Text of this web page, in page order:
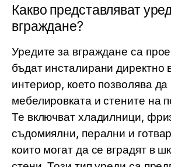
Какво представляват
вграждане?
Уредите за вграждане са
бъдат инсталирани директно
интериор, което позволява да
мебелировката и стените на
Те включват хладилници,
съдомиялни, перални и
които могат да се вградят в